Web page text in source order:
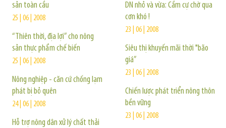
sản toàn cầu
25 | 06 | 2008
“Thiên thời, địa lợi” cho nông
sản thực phẩm chế biến
25 | 06 | 2008
Nông nghiệp - căn cứ chống lạm
phát bị bỏ quên
24 | 06 | 2008
Hỗ trợ nông dân xử lý chất thải
DN nhỏ và vừa: Cầm cự chờ qua
cơn khó !
23 | 06 | 2008
Siêu thị khuyến mãi thời "bão
giá”
23 | 06 | 2008
Chiến lược phát triển nông thôn
bền vững
23 | 06 | 2008